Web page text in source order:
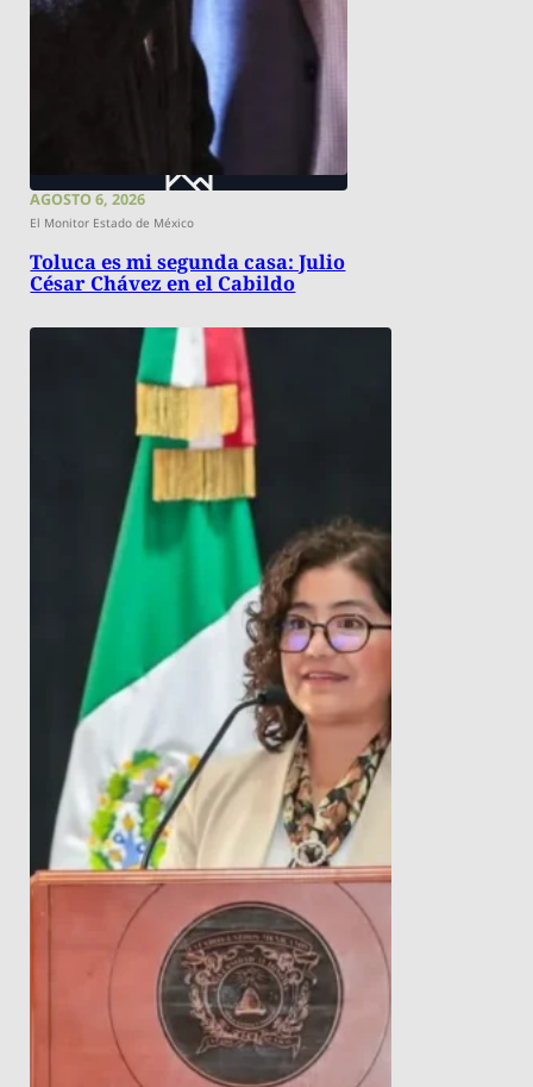
AGOSTO 6, 2026
El Monitor Estado de México
Toluca es mi segunda casa: Julio
César Chávez en el Cabildo